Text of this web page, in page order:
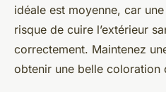
idéale est moyenne, car
risque de cuire l’extérieur
correctement. Maintenez
obtenir une belle coloration